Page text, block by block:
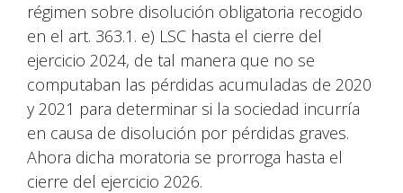
régimen sobre disolución obligatoria recogido
en el art. 363.1. e) LSC hasta el cierre del
ejercicio 2024, de tal manera que no se
computaban las pérdidas acumuladas de 2020
y 2021 para determinar si la sociedad incurría
en causa de disolución por pérdidas graves.
Ahora dicha moratoria se prorroga hasta el
cierre del ejercicio 2026.